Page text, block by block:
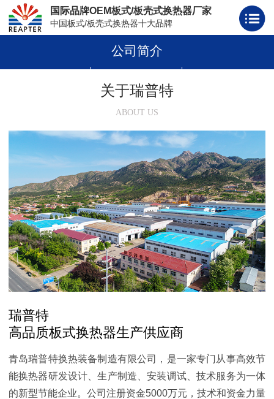
国际品牌OEM板式/板壳式换热器厂家
中国板式/板壳式换热器十大品牌
板壳式换热器
公司简介
关于瑞普特
ABOUT US
瑞普特
高品质板式换热器生产供应商
青岛瑞普特换热装备制造有限公司，是一家专门从事高效节
能换热器研发设计、生产制造、安装调试、技术服务为一体
的新型节能企业。公司注册资金5000万元，技术和资金力量